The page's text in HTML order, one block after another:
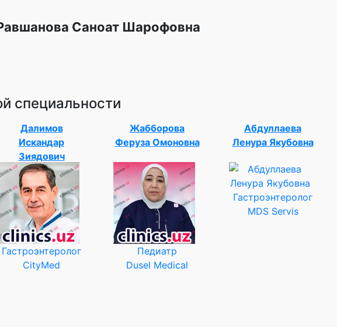
Саноат Шарофовна
специальности
Далимов
Искандар
Зиядович
Гастроэнтеролог
CityMed
Жабборова
Феруза Омоновна
Педиатр
Dusel Medical
Абдуллаева
Ленура Якубовна
Гастроэнтеролог
MDS Servis